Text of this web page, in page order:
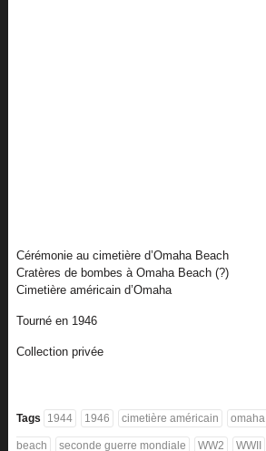
Cérémonie au cimetière d’Omaha Beach
Cratères de bombes à Omaha Beach (?)
Cimetière américain d’Omaha
Tourné en 1946
Collection privée
Tags 1944 1946 cimetière américain omaha
beach seconde guerre mondiale WW2 WWII